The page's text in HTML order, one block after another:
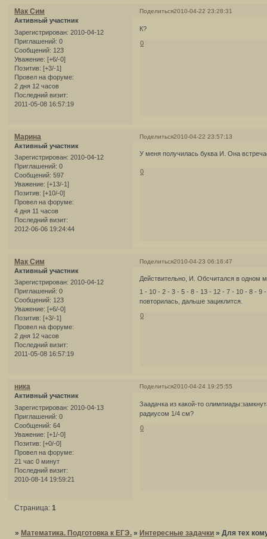
Поделиться2010-04-22 23:28:31
Мак Сим
Активный участник
Зарегистрирован: 2010-04-12
Приглашений: 0
Сообщений: 123
Уважение: [+6/-0]
Позитив: [+3/-1]
Провел на форуме:
2 дня 12 часов
Последний визит:
2011-05-08 16:57:19
К?
0
Поделиться2010-04-22 23:57:13
Марина
Активный участник
Зарегистрирован: 2010-04-12
Приглашений: 0
Сообщений: 597
Уважение: [+13/-1]
Позитив: [+10/-0]
Провел на форуме:
4 дня 11 часов
Последний визит:
2012-06-06 19:24:44
У меня получилась буква И. Она
0
Поделиться2010-04-23 06:16:47
Мак Сим
Активный участник
Зарегистрирован: 2010-04-12
Приглашений: 0
Сообщений: 123
Уважение: [+6/-0]
Позитив: [+3/-1]
Провел на форуме:
2 дня 12 часов
Последний визит:
2011-05-08 16:57:19
Действительно, И. Обсчитался в одном
1 - 10 - 2 - 3 - 5 - 8 - 13 - 12 - 7 - 10 - 8 - 9
повторилась, дальше зациклится.
0
Поделиться2010-04-24 19:25:55
ника
Активный участник
Зарегистрирован: 2010-04-13
Приглашений: 0
Сообщений: 64
Уважение: [+1/-0]
Позитив: [+0/-0]
Провел на форуме:
21 час 0 минут
Последний визит:
2010-08-14 19:59:21
Заадачка из какой-то
радиусом 1/4 см?
0
Страница:1
» Математика. Подготовка к ЕГЭ. » Интересные задачки »Для тех